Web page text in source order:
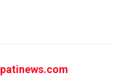
patinews.com